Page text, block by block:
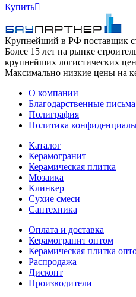
Купить
Крупнейший в РФ поставщик
Более 15 лет на рынке
крупнейших логистических
Максимально низкие цены на
О компании
Благодарственные письма
Полиграфия
Политика
Каталог
Керамогранит
Керамическая плитка
Мозаика
Клинкер
Сухие смеси
Сантехника
Оплата и доставка
Керамогранит оптом
Керамическая плитка
Распродажа
Дисконт
Производители